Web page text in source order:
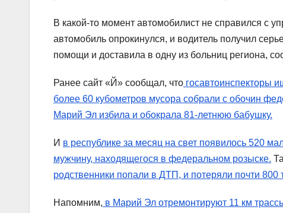
В какой-то момент автомобилист не справился с
автомобиль опрокинулся, и водитель получил
помощи и доставила в одну из больниц региона,
Ранее сайт «Й» сообщал, что госавтоинспекторы
более 60 кубометров мусора собрали с обочин
Марий Эл избила и обокрала 81-летнюю бабушку.
И в республике за месяц на свет появилось 520
мужчину, находящегося в федеральном розыске.
родственники попали в ДТП, и потеряли почти 800
Напомним, в Марий Эл отремонтируют 11 км